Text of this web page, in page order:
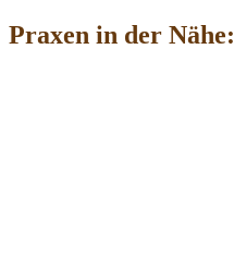
Praxen in der Nähe: